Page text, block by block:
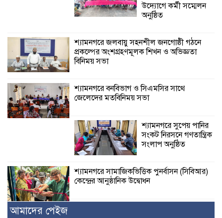
উদ্যোগে কর্মী সম্মেলন
অনুষ্ঠিত
শ্যামনগরে জলবায়ু সহনশীল জনগোষ্ঠী গঠনে
প্রকল্পের অংশগ্রহণমূলক শিখন ও অভিজ্ঞতা
বিনিময় সভা
শ্যামনগরে বনবিভাগ ও সিএমসির সাথে
জেলেদের মতবিনিময় সভা
শ্যামনগরে সুপেয় পানির
সংকট নিরসনে গণতান্ত্রিক
সংলাপ অনুষ্ঠিত
শ্যামনগরে সামাজিকভিত্তিক পুনর্বাসন (সিবিআর)
কেন্দ্রের আনুষ্ঠানিক উদ্বোধন
আমাদের পেইজ